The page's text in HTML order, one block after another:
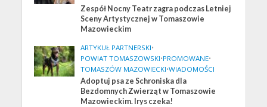
Zespół Nocny Teatr zagra podczas Letniej
Sceny Artystycznej w Tomaszowie
Mazowieckim
ARTYKUŁ PARTNERSKI•
POWIAT TOMASZOWSKI•PROMOWANE•
TOMASZÓW MAZOWIECKI•WIADOMOŚCI
Adoptuj psa ze Schroniska dla
Bezdomnych Zwierząt w Tomaszowie
Mazowieckim. Irys czeka!